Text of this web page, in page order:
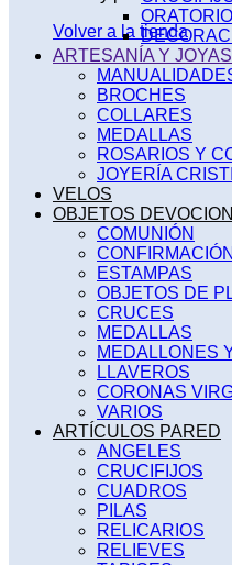
Volver a la tienda
ARTESANÍA Y JOYAS
BROCHES
COLLARES
MEDALLAS
ROSARIOS Y
JOYERÍA
VELOS
OBJETOS
COMUNIÓN
CONFIRMACIÓN
ESTAMPAS
OBJETOS DE
CRUCES
MEDALLAS
MEDALLONES
LLAVEROS
CORONAS
VARIOS
ARTÍCULOS PARED
ANGELES
CRUCIFIJOS
CUADROS
PILAS
RELICARIOS
RELIEVES